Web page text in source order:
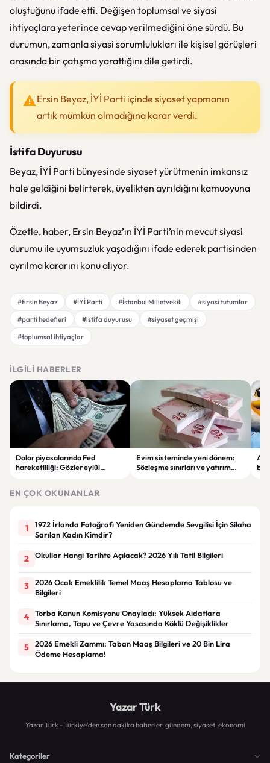
oluştuğunu ifade etti. Değişen toplumsal ve siyasi
ihtiyaçlara yeterince cevap verilmediğini öne sürdü. Bu
durumun, zamanla siyasi sorumlulukları ile kişisel görüşleri
arasında bir çatışma yarattığını dile getirdi.
Ersin Beyaz, İYİ Parti içinde siyaset yapmanın
artık mümkün olmadığına karar verdi.
İstifa Duyurusu
Beyaz, İYİ Parti bünyesinde siyaset yürütmenin imkansız
hale geldiğini belirterek, üyelikten ayrıldığını kamuoyuna
bildirdi.
Özetle, haber, Ersin Beyaz’ın İYİ Parti’nin mevcut siyasi
durumu ile uyumsuzluk yaşadığını ifade ederek partisinden
ayrılma kararını konu alıyor.
#Ersin Beyaz #İYİ Parti #İstanbul Milletvekili
#siyasi tutumlar
#parti hedefleri
#istifa duyurusu
#siyaset geçmişi
#toplumsal ihtiyaçlar
İLGILI HABERLER
Dolar piyasalarında Fed
hareketliliği: Gözler eylül
Evim sisteminde yeni dönem:
Sözleşme sınırları ve yatırım
EN ÇOK OKUNANLAR
1
1972 İrlanda Fotoğrafı Yeniden Gündemde Sevgilisi İçin Silaha
Sarılan Kadın Kimdir?
2 Okullar Hangi Tarihte Açılacak? 2026 Yılı Tatil Bilgileri
3
2026 Ocak Emeklilik Temel Maaş Hesaplama Tablosu ve
Bilgileri
4
Torba Kanun Komisyonu Onayladı: Yüksek Aidatlara
Sınırlama, Tapu ve Çevre Yasasında Köklü Değişiklikler
5
2026 Emekli Zammı: Taban Maaş Bilgileri ve 20 Bin Lira
Ödeme Hesaplama!
Yazar Türk
Yazar Türk - Türkiye'den son dakika haberler, gündem, siyaset, ekonomi
Kategoriler